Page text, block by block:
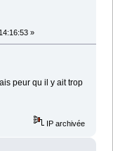
»
peur qu il y ait trop
IP archivée